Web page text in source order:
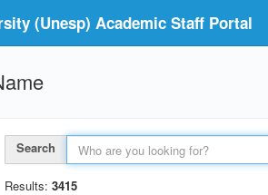
(Unesp) Academic Staff Portal
Search
Results: 3415